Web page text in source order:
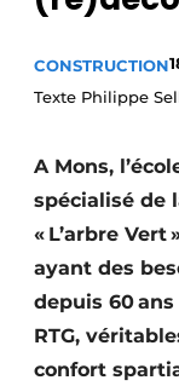
Video’s
Construction
Contrôle
Éclairage
Fondations
CONSTRUCTION
Texte Philippe
A Mons,
spécialisé de
« L’arbre
ayant des
depuis 60
RTG,
confort